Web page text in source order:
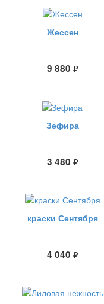
Жессен
9 880 руб.
Зефира
3 480 руб.
краски Сентября
4 040 руб.